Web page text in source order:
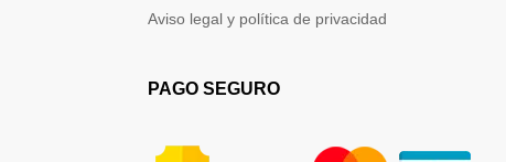
Aviso legal y política de privacidad
PAGO SEGURO